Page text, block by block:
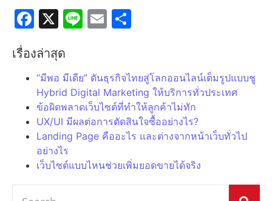
Facebook
X LineEmail
เรื่องล่าสุด
“มีพอ มีเดีย” ดันธุรกิจไทยสู่โลกออนไลน์เต็มรูปแบบชู
Hybrid Digital Marketing ให้บริการทั่วประเทศ
ข้อผิดพลาดเว็บไซต์ที่ทำให้ลูกค้าไม่ทัก
UX/UI มีผลต่อการตัดสินใจซื้ออย่างไร?
Landing Page คืออะไร และต่างจากหน้าเว็บทั่วไป
อย่างไร
เว็บไซต์แบบไหนช่วยเพิ่มยอดขายได้จริง